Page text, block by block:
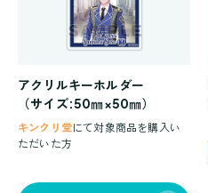
アクリルキーホルダー
（サイズ:50㎜×50㎜）
キンクリ堂にて対象商品を購入い
ただいた方